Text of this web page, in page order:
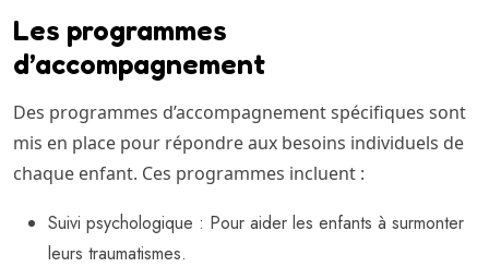
Les programmes
d’accompagnement
Des programmes d’accompagnement spécifiques sont
mis en place pour répondre aux besoins individuels de
chaque enfant. Ces programmes incluent :
Suivi psychologique : Pour aider les enfants à surmonter
leurs traumatismes.